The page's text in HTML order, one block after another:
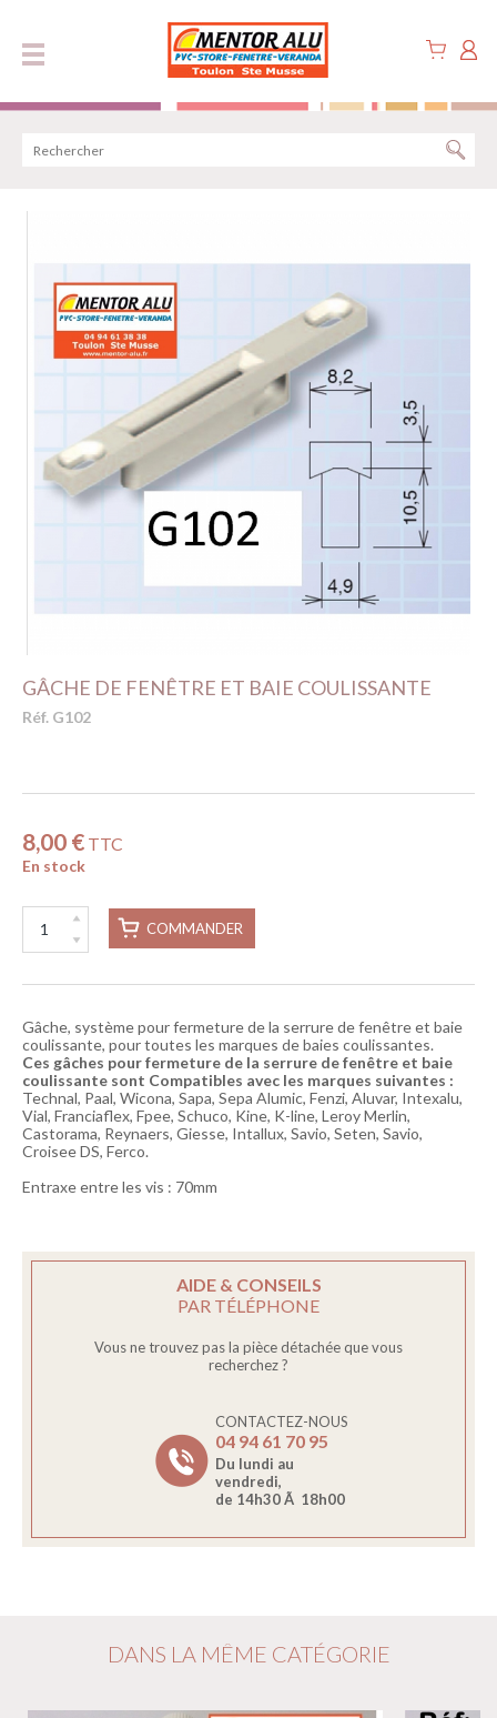
GÂCHE DE FENÊTRE ET BAIE COULISSANTE
Réf. G102
8,00 € TTC
En stock
COMMANDER
Gâche, système pour fermeture de la serrure de fenêtre et baie
coulissante, pour toutes les marques de baies coulissantes.
Ces gâches pour fermeture de la serrure de fenêtre et baie
coulissante sont Compatibles avec les marques suivantes :
Technal, Paal, Wicona, Sapa, Sepa Alumic, Fenzi, Aluvar, Intexalu,
Vial, Franciaflex, Fpee, Schuco, Kine, K-line, Leroy Merlin,
Castorama, Reynaers, Giesse, Intallux, Savio, Seten, Savio,
Croisee DS, Ferco.
Entraxe entre les vis : 70mm
AIDE & CONSEILS
PAR TÉLÉPHONE
Vous ne trouvez pas la pièce détachée que vous
recherchez ?
CONTACTEZ-NOUS
04 94 61 70 95
Du lundi au
vendredi,
de 14h30 Ã 18h00
DANS LA MÊME CATÉGORIE